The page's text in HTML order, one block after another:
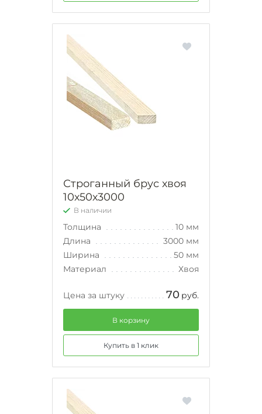
Строганный брус хвоя
10х50х3000
В наличии
Толщина
10 мм
Длина
3000 мм
Ширина
50 мм
Материал
Хвоя
Цена за штуку 70 руб.
В корзину
Купить в 1 клик